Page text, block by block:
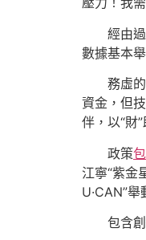
經由
數據基本
務虛
資金，但
伴，以“財”
政策
江寧“紫金
U·CAN”
包含